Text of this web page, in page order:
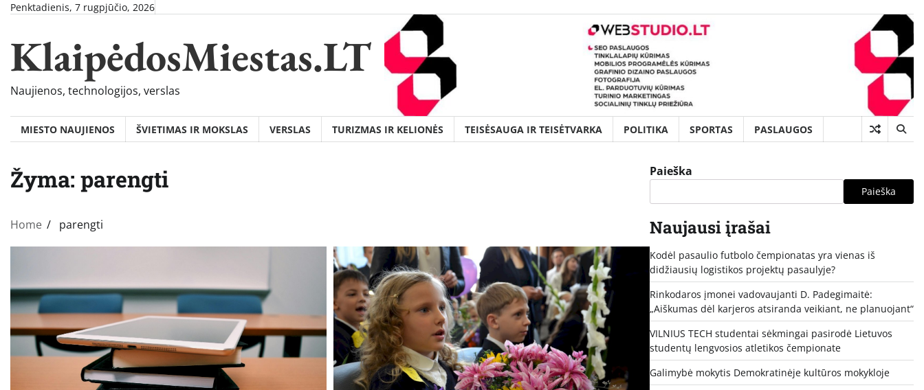
Skip
content
Penktadienis, 7 rugpjūčio, 2026
KlaipėdosMiestas.LT
Naujienos, technologijos, verslas
MIESTO NAUJIENOS ŠVIETIMAS IR MOKSLAS VERSLAS TURIZMAS IR KELIONĖS TEISĖSAUGA IR TEISĖTVARKA POLITIKA SPORTAS PASLAUGOS
Žyma: parengti
Home parengti
Paieška
Paieška
Naujausi įrašai
Kodėl pasaulio futbolo čempionatas yra vienas iš
didžiausių logistikos projektų pasaulyje?
Rinkodaros įmonei vadovaujanti D. Padegimaitė:
„Aiškumas dėl karjeros atsiranda veikiant, ne planuojant“
VILNIUS TECH studentai sėkmingai pasirodė Lietuvos
studentų lengvosios atletikos čempionate
Galimybė mokytis Demokratinėje kultūros mokykloje